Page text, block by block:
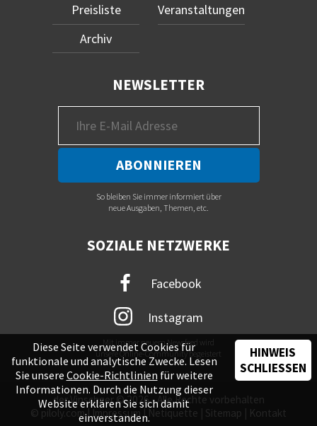
Preisliste
Archiv
Veranstaltungen
NEWSLETTER
So bleiben Sie immer informiert über
neue Ausgaben, Themen, etc.
SOZIALE NETZWERKE
Facebook
Instagram
Mit immer neuem Newsfeed wird
unsere Online-Community begeistert
der Vinschger © 2026 - Alle Rechte vorbehalten
© piloly.com |Impressum | Netiquette | Sitemap | Kontakt
Diese Seite verwendet Cookies für
funktionale und analytische Zwecke. Lesen
Sie unsere Cookie-Richtlinien für weitere
Informationen. Durch die Nutzung dieser
Website erklären Sie sich damit
einverstanden.
HINWEIS
SCHLIESSEN